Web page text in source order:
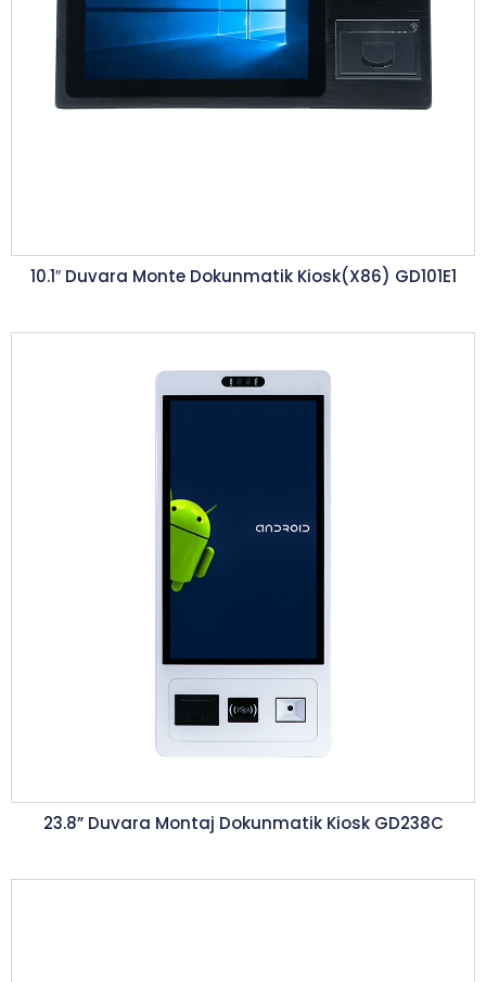
10.1″ Duvara Monte Dokunmatik Kiosk(X86) GD101E1
23.8” Duvara Montaj Dokunmatik Kiosk GD238C